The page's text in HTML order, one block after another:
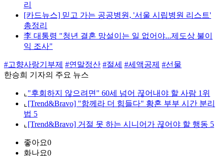
리
[카드뉴스] 믿고 가는 공공병원, '서울 시립병원 리스트'
총정리
李 대통령 "청년 결혼 망설이는 일 없어야...제도상 불이
익 조사"
#고향사랑기부제 #연말정산 #절세 #세액공제 #선물
한승희 기자의 주요 뉴스
⌞ "후회하지 않으려면" 60세 넘어 끊어내야 할 사람 1위
⌞ [Trend&Bravo] "함께라 더 힘들다" 황혼 부부 시간 분리
법 5
⌞ [Trend&Bravo] 거절 못 하는 시니어가 끊어야 할 행동 5
좋아요0
화나요0